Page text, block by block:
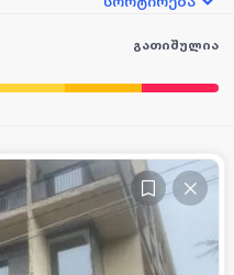
გათიშულია